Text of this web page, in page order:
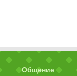
Общение